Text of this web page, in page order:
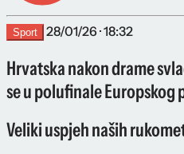
Sport 28/01/26 · 18:32
Hrvatska nakon drame
se u polufinale Europskog
Veliki uspjeh naših